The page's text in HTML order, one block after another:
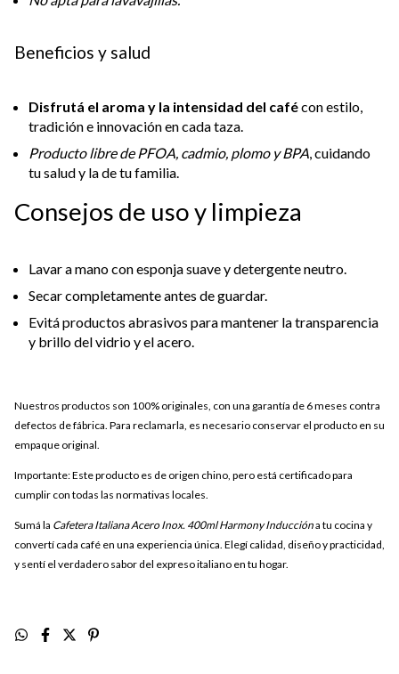
Beneficios y salud
Disfrutá el aroma y la intensidad del cafécon estilo,
tradición e innovación en cada taza.
Producto libre de PFOA, cadmio, plomo y BPA, cuidando
tu salud y la de tu familia.
Consejos de uso y limpieza
Lavar a mano con esponja suave y detergente neutro.
Secar completamente antes de guardar.
Evitá productos abrasivos para mantener la transparencia
y brillo del vidrio y el acero.
Nuestros productos son 100% originales, con una garantía de 6 meses contra
defectos de fábrica. Para reclamarla, es necesario conservar el producto en su
empaque original.
Importante: Este producto es de origen chino, pero está certificado para
cumplir con todas las normativas locales.
Sumá la Cafetera Italiana Acero Inox. 400ml Harmony Induccióna tu cocina y
convertí cada café en una experiencia única. Elegí calidad, diseño y practicidad,
y sentí el verdadero sabor del expreso italiano en tu hogar.